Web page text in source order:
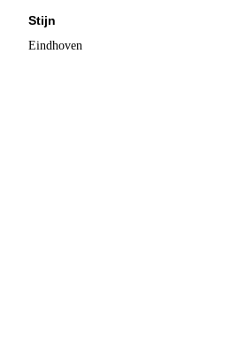
Stijn
Eindhoven